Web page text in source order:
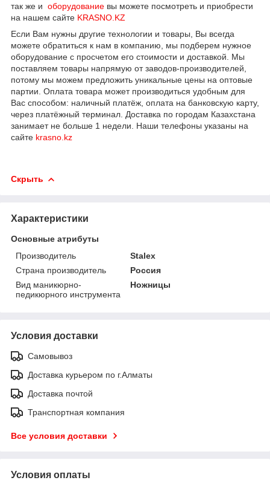
так же и оборудование вы можете посмотреть и приобрести
на нашем сайте KRASNO.KZ
Если Вам нужны другие технологии и товары, Вы всегда
можете обратиться к нам в компанию, мы подберем нужное
оборудование с просчетом его стоимости и доставкой. Мы
поставляем товары напрямую от заводов-производителей,
потому мы можем предложить уникальные цены на оптовые
партии. Оплата товара может производиться удобным для
Вас способом: наличный платёж, оплата на банковскую карту,
через платёжный терминал. Доставка по городам Казахстана
занимает не больше 1 недели. Наши телефоны указаны на
сайте krasno.kz
Скрыть
Характеристики
Основные атрибуты
Производитель
Stalex
Страна производитель
Россия
Вид маникюрно-
педикюрного инструмента
Ножницы
Условия доставки
Самовывоз
Доставка курьером по г.Алматы
Доставка почтой
Транспортная компания
Все условия доставки
Условия оплаты